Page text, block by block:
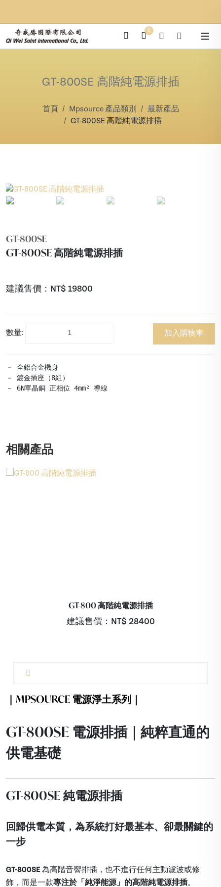
0
GT-800SE 高階純電源排插
首頁 Mpsource 產品類別
最新產品
GT-800SE 高階純電源排插
GT-800SE
GT-800SE 高階純電源排插
建議售價：NT$ 19800
數量: 加入購物車
－ 全鋁合金機身
－ 鍍金插座（8組）
－ 6N單晶銅 正相位 4mm² 導線
相關產品
GT-800 高階純電源排插
建議售價：NT$ 28400
｜MPSOURCE 電源淨土系列｜
GT-800SE 電源排插｜純粹直通的
供電基礎
GT-800SE 純電源排插
回歸供電本質，為系統打好最基本、卻最關鍵的
一步
GT-800SE為高階音響排插，也不進行任何主動濾波或修
飾，而是一款專注於「純淨能源」的高階純電源排插。